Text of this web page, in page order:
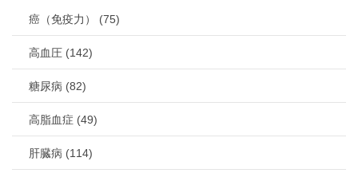
癌（免疫力） (75)
高血圧 (142)
糖尿病 (82)
高脂血症 (49)
肝臓病 (114)